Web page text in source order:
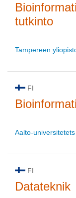
tutkinto
Tampereen
FI
Aalto-universitetets
FI
Datateknik